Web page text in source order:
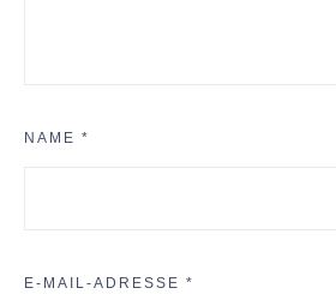
NAME *
E-MAIL-ADRESSE *